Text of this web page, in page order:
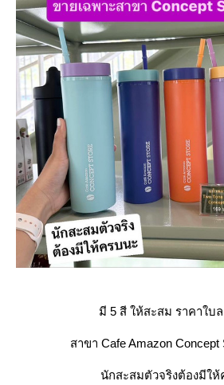
มี 5 สี ให้สะสม ราคาใบล
สาขา Cafe Amazon Concept
นักสะสมตัวจริงต้องมีให้